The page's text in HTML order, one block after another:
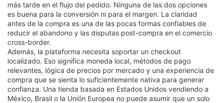
más tarde en el flujo del pedido. Ninguna de las dos opciones
es buena para la conversión ni para el margen. La claridad
antes de la compra es una de las pocas formas confiables de
reducir el abandono y las disputas post-compra en el comercio
cross-border.
Además, la plataforma necesita soportar un checkout
localizado. Eso significa moneda local, métodos de pago
relevantes, lógica de precios por mercado y una experiencia de
compra que se sienta lo suficientemente nativa para generar
confianza. Una tienda basada en Estados Unidos vendiendo a
México, Brasil o la Unión Europea no puede asumir que un solo